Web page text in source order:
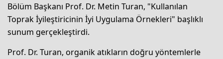
Bölüm Başkanı Prof. Dr. Metin Turan, "Kullanılan
Toprak İyileştiricinin İyi Uygulama Örnekleri" başlıklı
sunum gerçekleştirdi.
Prof. Dr. Turan, organik atıkların doğru yöntemlerle